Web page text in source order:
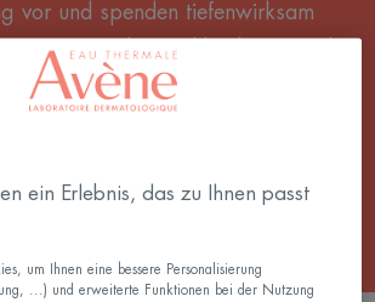
vor und spenden tiefenwirksam
eine gesunde, strahlende Haut, die
Alterung geschützt ist, wählen Sie
ein Erlebnis, das zu Ihnen passt
um Ihnen eine bessere Personalisierung
...) und erweiterte Funktionen bei der Nutzung